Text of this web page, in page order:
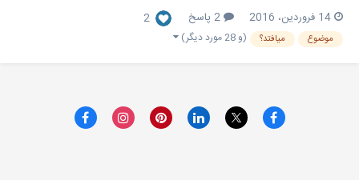
راهکار هایی رو تو پروژه تعریف بکنه که حوادث کمتر اتفاق بیفته. پیشخوانی
حوادث یعنی : پیدا کردن ج...
14 فروردین، 2016 2 پاسخ 2
موضوع میافتد؟ (و 28 مورد دیگر)